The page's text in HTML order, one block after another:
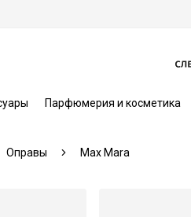
Парфюмерия и косметика
Оправы Max Mara